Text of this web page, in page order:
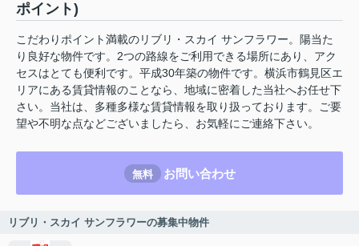
ポイント)
こだわりポイント満載のリブリ・スカイ サンフラワー。陽当た
り良好な物件です。2つの路線をご利用できる場所にあり、アク
セスはとても便利です。平成30年築の物件です。横浜市鶴見区エ
リアにある賃貸情報のことなら、地域に密着した当社へお任せ下
さい。当社は、多種多様な賃貸情報を取り扱っております。ご要
望や不明な点などございましたら、お気軽にご連絡下さい。
無料 お問い合わせ
リブリ・スカイ サンフラワーの募集中物件